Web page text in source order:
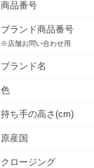
商品番号
ブランド商品番号
※店舗お問い合わせ用
ブランド名
色
持ち手の高さ(cm)
原産国
クロージング